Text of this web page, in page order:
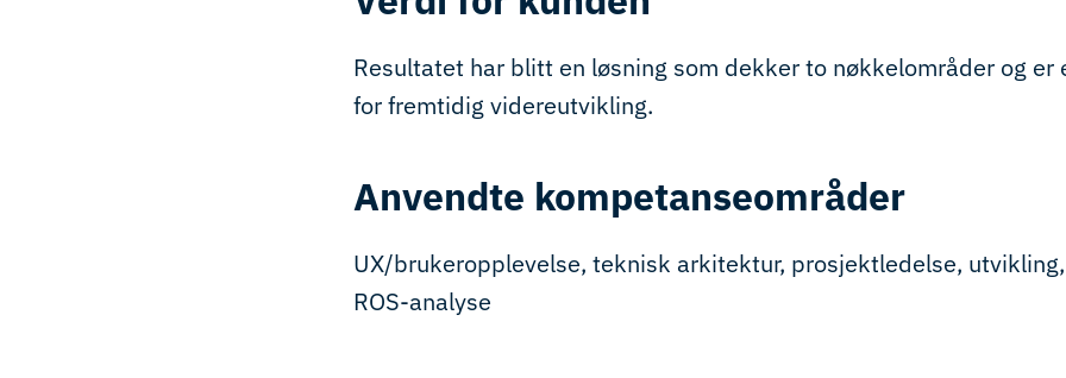
Resultatet har blitt en løsning som dekker to nøkkelområder og er
for fremtidig videreutvikling.
Anvendte kompetanseområder
UX/brukeropplevelse, teknisk arkitektur, prosjektledelse,
ROS-analyse